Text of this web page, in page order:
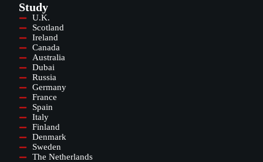
Study
U.K.
Scotland
Ireland
Canada
Australia
Dubai
Russia
Germany
France
Spain
Italy
Finland
Denmark
Sweden
The Netherlands